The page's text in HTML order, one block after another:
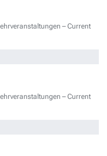
– Current
– Current